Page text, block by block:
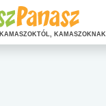
KAMASZOKNAK